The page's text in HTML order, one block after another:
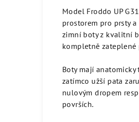
Model Froddo UP
prostorem pro prsty
zimní boty z kvalitní
kompletně
Boty mají
zatímco užší pata
nulovým dropem
površích.